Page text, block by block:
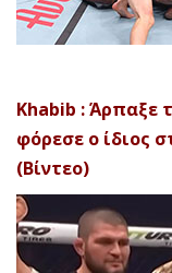
Khabib : Άρπαξε
φόρεσε ο ίδιος
(Βίντεο)